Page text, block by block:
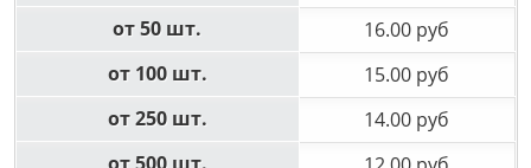
от 50 шт.
16.00 руб
от 100 шт.
15.00 руб
от 250 шт.
14.00 руб